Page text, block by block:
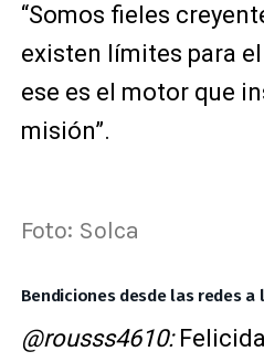
“Somos fieles
existen límites para
ese es el motor que
misión”.
Foto: Solca
Bendiciones desde las redes a
@rousss4610: